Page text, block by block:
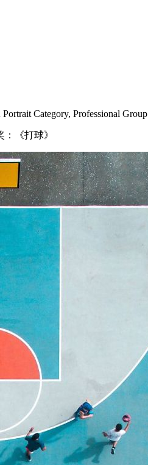
Category, Professional Group
《打球》